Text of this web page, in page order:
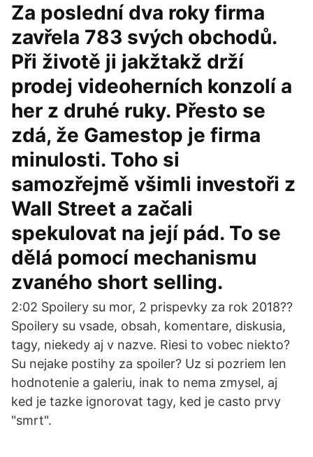
Za poslední dva roky firma
zavřela 783 svých obchodů.
Při životě ji jakžtakž drží
prodej videoherních konzolí a
her z druhé ruky. Přesto se
zdá, že Gamestop je firma
minulosti. Toho si
samozřejmě všimli investoři z
Wall Street a začali
spekulovat na její pád. To se
dělá pomocí mechanismu
zvaného short selling.
2:02 Spoilery su mor, 2 prispevky za rok 2018??
Spoilery su vsade, obsah, komentare, diskusia,
tagy, niekedy aj v nazve. Riesi to vobec niekto?
Su nejake postihy za spoiler? Uz si pozriem len
hodnotenie a galeriu, inak to nema zmysel, aj
ked je tazke ignorovat tagy, ked je casto prvy
"smrt".